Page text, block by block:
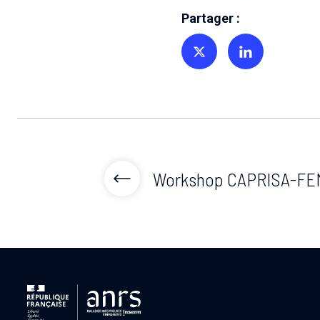
Partager :
Partager sur TwitterPartager sur Linkedin
Workshop CAPRISA-